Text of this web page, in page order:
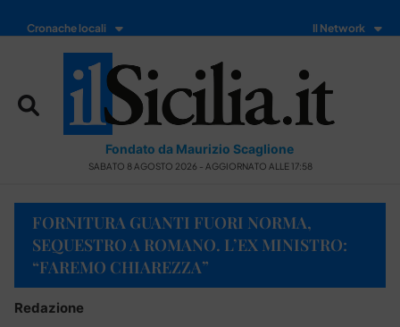
Cronache locali Il Network
Fondato da Maurizio Scaglione
SABATO 8 AGOSTO 2026 - AGGIORNATO ALLE 17:58
FORNITURA GUANTI FUORI NORMA,
SEQUESTRO A ROMANO. L’EX MINISTRO:
“FAREMO CHIAREZZA”
Redazione